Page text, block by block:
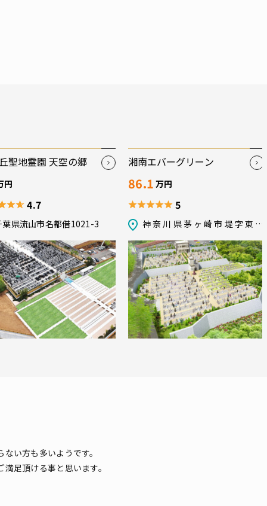
聖地霊園 天空の郷
円
4.7
葉県流山市名都借1021-3
湘南エバーグリーン
86.1 万円
5
神奈川県茅ヶ崎市堤字東原
1139-2
い方も多いようです。
足頂ける事と思います。